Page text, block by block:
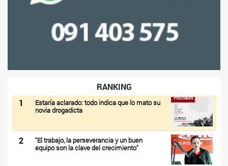
RANKING
1
Estaría aclarado: todo indica que lo mato su
novia drogadicta
2
"El trabajo, la perseverancia y un buen
equipo son la clave del crecimiento"